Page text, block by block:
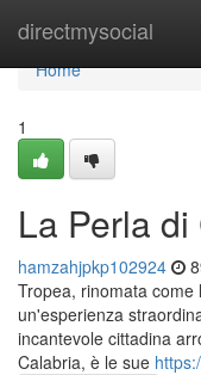
directmysocial
Home
Home
1
La Perla
hamzahjpkp102924
Tropea, rinomata
un'esperienza
incantevole cittadina
Calabria, è le sue